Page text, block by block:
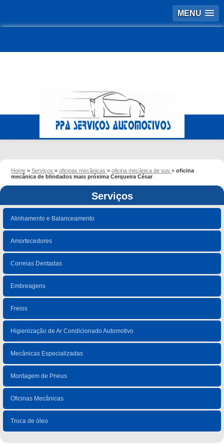
MENU
Home »Serviços»oficinas mecânicas»oficina mecânica de suv»oficina
mecânica de blindados mais próxima Cerqueira César
Serviços
Alinhamento e Balanceamento
Amortecedores
Correias Dentadas
Embreagens
Freios
Higienização de Ar Condicionado Automotivo
Mecânicas Especializadas
Montagem de Pneus
Oficinas Mecânicas
Troca de óleo